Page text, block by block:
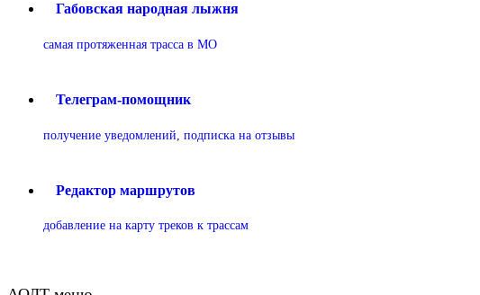
Габовская народная лыжня
самая протяженная трасса в МО
Телеграм-помощник
получение уведомлений, подписка на отзывы
Редактор маршрутов
добавление на карту треков к трассам